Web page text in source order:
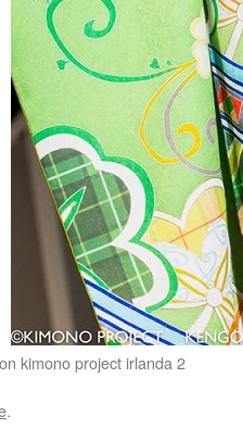
kimono project irlanda 2
.